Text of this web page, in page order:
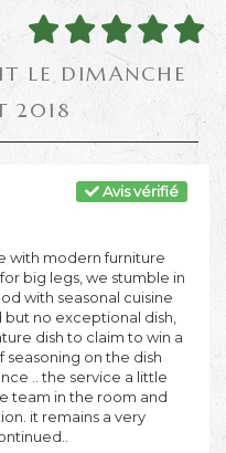
LE DIMANCHE
2018
Avis vérifié
with modern furniture
big legs, we stumble in
with seasonal cuisine
no exceptional dish,
dish to claim to win a
seasoning on the dish
.. the service a little
team in the room and
it remains a very